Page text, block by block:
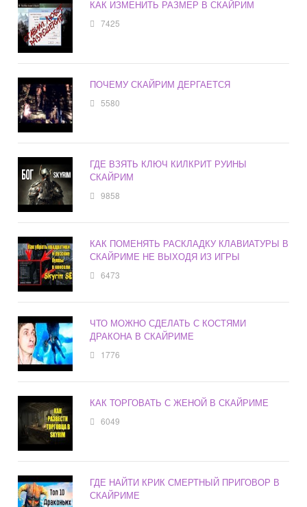
КАК ИЗМЕНИТЬ РАЗМЕР В СКАЙРИМ
7425
ПОЧЕМУ СКАЙРИМ ДЕРГАЕТСЯ
5580
ГДЕ ВЗЯТЬ КЛЮЧ КИЛКРИТ РУИНЫ
СКАЙРИМ
9858
КАК ПОМЕНЯТЬ РАСКЛАДКУ КЛАВИАТУРЫ В
СКАЙРИМЕ НЕ ВЫХОДЯ ИЗ ИГРЫ
6473
ЧТО МОЖНО СДЕЛАТЬ С КОСТЯМИ
ДРАКОНА В СКАЙРИМЕ
1776
КАК ТОРГОВАТЬ С ЖЕНОЙ В СКАЙРИМЕ
6049
ГДЕ НАЙТИ КРИК СМЕРТНЫЙ ПРИГОВОР В
СКАЙРИМЕ